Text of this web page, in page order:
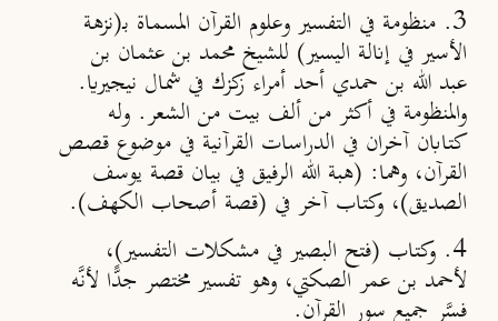
3. منظومة في التفسير وعلوم القرآن المسماة بـ(نزهة
الأسير في إنالة اليسير) للشيخ محمد بن عثمان بن
عبد الله بن حمدي أحد أمراء زكزك في شمال نيجيريا.
والمنظومة في أكثر من ألف بيت من الشعر. وله
كتابان آخران في الدراسات القرآنية في موضوع قصص
القرآن، وهما: (هبة الله الرفيق في بيان قصة يوسف
الصديق)، وكتاب آخر في (قصة أصحاب الكهف).
4. وكتاب (فتح البصير في مشكلات التفسير)،
لأحمد بن عمر الصكتي، وهو تفسير مختصر جدًّا لأنَّه
فسَّر جميع سور القرآن.